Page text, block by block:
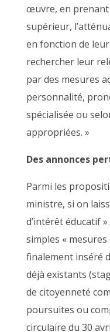
œuvre, en
supérieur,
en fonction de
rechercher leur
par des mesures
personnalité,
spécialisée ou
appropriées. »
Des annonces
Parmi les
ministre, si on
d’intérêt éducatif
simples «
finalement inséré
déjà existants
de citoyenneté
poursuites ou
circulaire du 30